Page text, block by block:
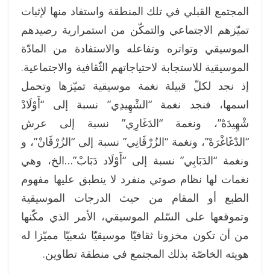
المجتمع القبلي في تلك المنطقة واستفاد منها لإثبات
تميّزهم الاجتماعي والتمكّن من استمرارية رصيدهم
الموسيقي وتواتره وتفاعله والاستفادة من المادّة
الموسيقية للاستجابة لاحتياجاتهم الثّقافية والاجتماعية.
إذ نجد لكلّ قبيلة نغمة موسيقية تميّزها وتحمل
اسمها، فنجد نغمة “الشْهِيدِي” نسبة إلى “أَوْلَادْ
شْهِيدَهْ”، ونغمة “الدَغَارِي” نسبة إلى عرش
“الدْغَاغْرَهْ”، ونغمة “الزُرْڤَانِي” نسبة إلى “الزُرْڤَانْ”، و
ونغمة “الدَبَابِي” نسبة إلى “أَوْلَاد دَبَابْ”…الخ، وهي
نغمات لها نظام صوتي منفرد لا ينطبق عليها مفهوم
الطبع أو المقام من حيث الدرجات الموسيقية
وتموقعها على السّلم الموسيقي، الأمر الذي مكّنها
من أن تكون مخزونا ثقافيّا موسيقيّا شعبيّا مميّزا له
هويته الخاصّة بذلك المجتمع في منطقة تطاوين.